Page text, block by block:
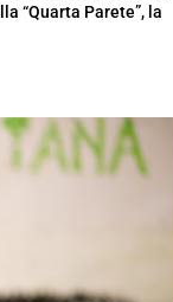
“Quarta Parete”, la